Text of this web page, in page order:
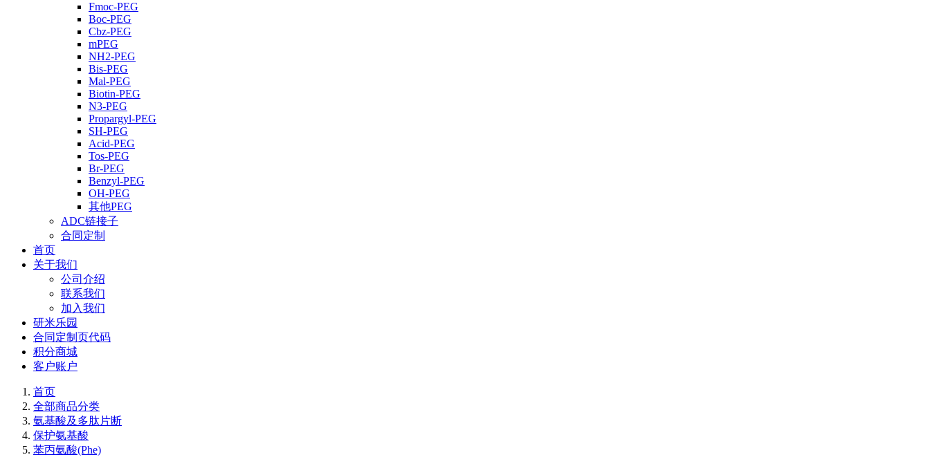
Fmoc-PEG
Boc-PEG
Cbz-PEG
mPEG
NH2-PEG
Bis-PEG
Mal-PEG
Biotin-PEG
N3-PEG
Propargyl-PEG
SH-PEG
Acid-PEG
Tos-PEG
Br-PEG
Benzyl-PEG
OH-PEG
其他PEG
ADC链接子
合同定制
首页
关于我们
公司介绍
联系我们
加入我们
研米乐园
合同定制页代码
积分商城
客户账户
首页
全部商品分类
氨基酸及多肽片断
保护氨基酸
苯丙氨酸(Phe)